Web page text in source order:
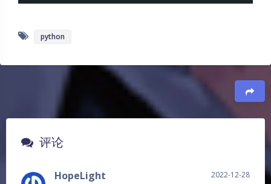
python
豆
评论
HopeLight 2022-12-28